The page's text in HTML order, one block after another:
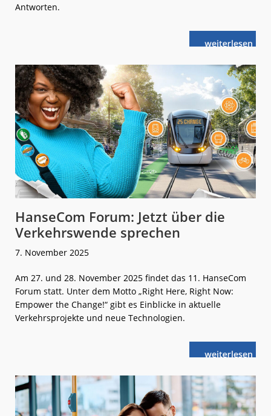
Antworten.
weiterlese
nHanseCom
für
HanseCom Forum: Jetzt über die
Verkehrswende sprechen
7. November 2025
Am 27. und 28. November 2025 findet das 11. HanseCom
Forum statt. Unter dem Motto „Right Here, Right Now:
Empower the Change!“ gibt es Einblicke in aktuelle
Verkehrsprojekte und neue Technologien.
weiterlese
nHanseCom
die
sprechen